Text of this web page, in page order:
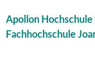
Apollon
Fachhochschule